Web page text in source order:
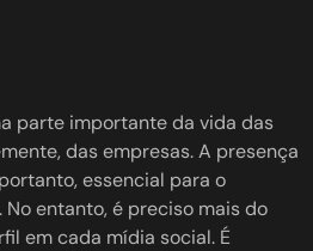
parte importante da vida das
das empresas. A presença
essencial para o
No entanto, é preciso mais do
em cada mídia social. É